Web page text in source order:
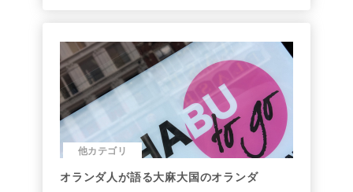
他カテゴリ
オランダ人が語る大麻大国のオランダ